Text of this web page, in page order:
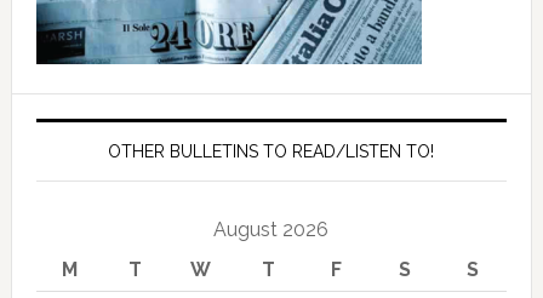
OTHER BULLETINS TO READ/LISTEN TO!
August 2026
M
T W T F S S